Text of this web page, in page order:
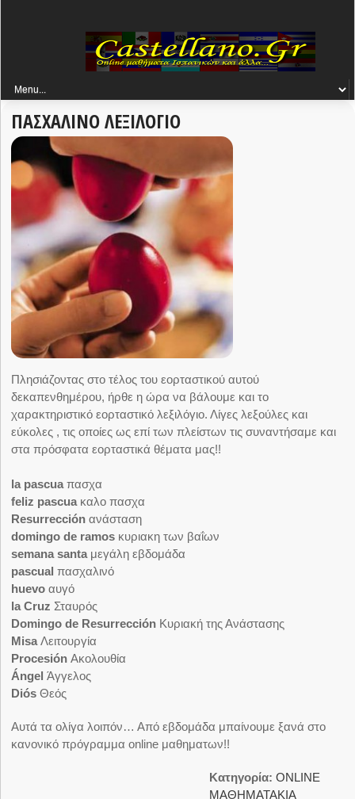
ΠΑΣΧΑΛΙΝΟ ΛΕΞΙΛΟΓΙΟ
Πλησιάζοντας στο τέλος του εορταστικού αυτού
δεκαπενθημέρου, ήρθε η ώρα να βάλουμε και το
χαρακτηριστικό εορταστικό λεξιλόγιο. Λίγες λεξούλες και
εύκολες , τις οποίες ως επί των πλείστων τις συναντήσαμε και
στα πρόσφατα εορταστικά θέματα μας!!
la pascuaπασχα
feliz pascuaκαλο πασχα
Resurrecciónανάσταση
domingo de ramos κυριακη των βαΐων
semana santaμεγάλη εβδομάδα
pascualπασχαλινό
huevoαυγό
la CruzΣταυρός
Domingo de Resurrección Κυριακή της Ανάστασης
MisaΛειτουργία
ProcesiónΑκολουθία
ÁngelΆγγελος
DiósΘεός
Αυτά τα ολίγα λοιπόν… Από εβδομάδα μπαίνουμε ξανά στο
κανονικό πρόγραμμα online μαθηματων!!
Κατηγορία:ΟNLINE
ΜΑΘΗΜΑΤΑΚΙΑ